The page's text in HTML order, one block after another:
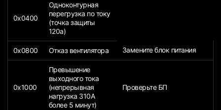
0x0400
Одноконтурная
перегрузка по току
(точка защиты
120a)
0x0800 Отказ вентилятора Замените блок питания
0x1000
Превышение
выходного тока
(непрерывная
нагрузка 310A
более 5 минут)
Проверьте БП